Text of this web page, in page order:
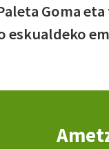
Goma
eskualdeko